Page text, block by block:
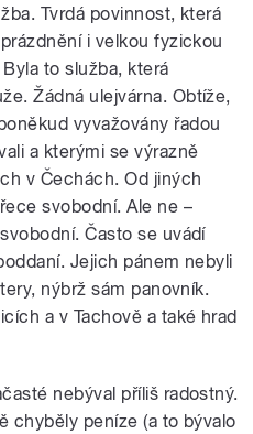
Tvrdá povinnost, která
i velkou fyzickou
to služba, která
Žádná ulejvárna. Obtíže,
vyvažovány řadou
a kterými se výrazně
v Čechách. Od jiných
svobodní. Ale ne –
Často se uvádí
Jejich pánem nebyli
nýbrž sám panovník.
a v Tachově a také hrad
nebýval příliš radostný.
chyběly peníze (a to bývalo